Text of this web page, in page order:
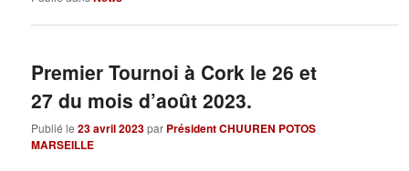
Premier Tournoi à Cork le 26 et
27 du mois d’août 2023.
Publié le23 avril 2023par Président CHUUREN POTOS
MARSEILLE